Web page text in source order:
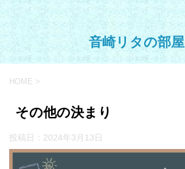
音崎リタの部屋
HOME >
その他の決まり
投稿日： 2024年3月13日